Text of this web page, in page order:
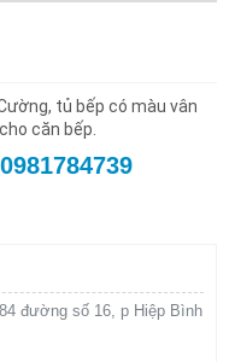
tủ bếp có màu vân
căn bếp.
đường số 16, p Hiệp Bình